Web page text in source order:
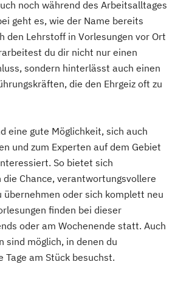
noch während des Arbeitsalltages
geht es, wie der Name bereits
den Lehrstoff in Vorlesungen vor Ort
du dir nicht nur einen
sondern hinterlässt auch einen
die den Ehrgeiz oft zu
eine gute Möglichkeit, sich auch
und zum Experten auf dem Gebiet
So bietet sich
Chance, verantwortungsvollere
übernehmen oder sich komplett neu
finden bei dieser
oder am Wochenende statt. Auch
sind möglich, in denen du
Tage am Stück besuchst.